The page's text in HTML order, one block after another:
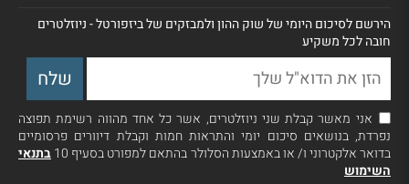
הירשם לסיכום היומי של שוק ההון ולמבזקים של ביזפורטל - ניוזלטרים
חובה לכל משקיע
אני מאשר קבלת שני ניוזלטרים, אשר כל אחד מהווה רשימת תפוצה
נפרדת, בנושאים סיכום יומי והתראות חמות וקבלת דיוורים פרסומיים
בדואר אלקטרוני ו/ או באמצעות הסלולר בהתאם למפורט בסעיף 10
בתנאי
השימוש